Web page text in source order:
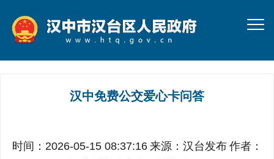
汉中免费公交爱心卡问答
时间：2026-05-15 08:37:16 来源： 汉台发布 作者：